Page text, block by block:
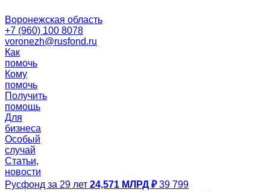
Воронежская область
+7 (960) 100 8078
voronezh@rusfond.ru
Как
помочь
Кому
помочь
Получить
помощь
Для
бизнеса
Особый
случай
Статьи,
новости
Русфонд за 29 лет 24,571 МЛРД ₽ 39 799